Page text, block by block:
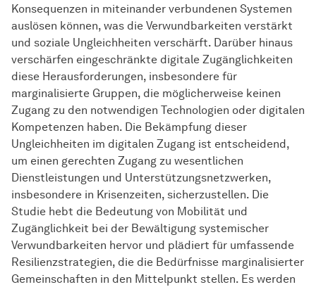
Konsequenzen in miteinander verbundenen Systemen
auslösen können, was die Verwundbarkeiten verstärkt
und soziale Ungleichheiten verschärft. Darüber hinaus
verschärfen eingeschränkte digitale Zugänglichkeiten
diese Herausforderungen, insbesondere für
marginalisierte Gruppen, die möglicherweise keinen
Zugang zu den notwendigen Technologien oder digitalen
Kompetenzen haben. Die Bekämpfung dieser
Ungleichheiten im digitalen Zugang ist entscheidend,
um einen gerechten Zugang zu wesentlichen
Dienstleistungen und Unterstützungsnetzwerken,
insbesondere in Krisenzeiten, sicherzustellen. Die
Studie hebt die Bedeutung von Mobilität und
Zugänglichkeit bei der Bewältigung systemischer
Verwundbarkeiten hervor und plädiert für umfassende
Resilienzstrategien, die die Bedürfnisse marginalisierter
Gemeinschaften in den Mittelpunkt stellen. Es werden